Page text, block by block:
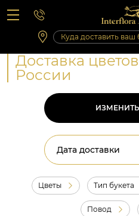
Вопросы-ответы
Сб 10:00 ‐ 14:00
Выходные и праздничные дни
Доставка
России
Дата доставки
Цветы Тип букета
Повод